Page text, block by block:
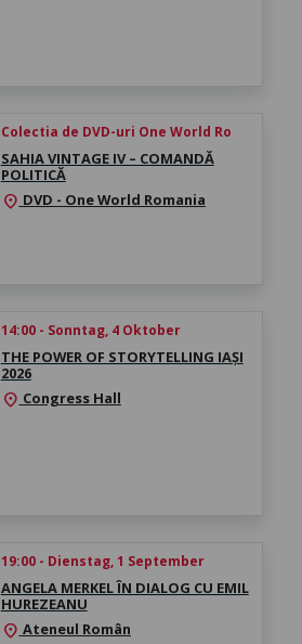
Colectia de DVD-uri One World Ro
SAHIA VINTAGE IV – COMANDĂ
POLITICĂ
location_on DVD - One World Romania
14:00 - Sonntag, 4 Oktober
THE POWER OF STORYTELLING IAȘI
2026
location_on Congress Hall
19:00 - Dienstag, 1 September
ANGELA MERKEL ÎN DIALOG CU EMIL
HUREZEANU
location_onAteneul Român